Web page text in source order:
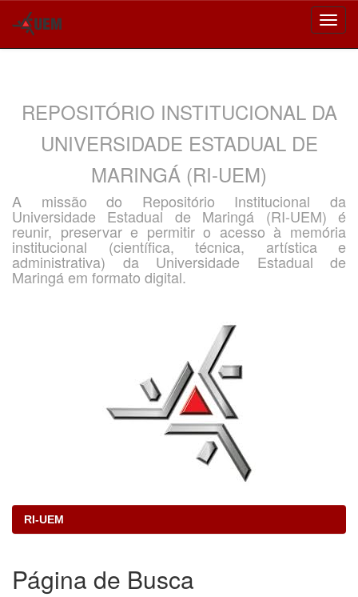
REPOSITÓRIO INSTITUCIONAL DA
UNIVERSIDADE ESTADUAL DE
MARINGÁ (RI-UEM)
A missão do Repositório Institucional da
Universidade Estadual de Maringá (RI-UEM) é
reunir, preservar e permitir o acesso à memória
institucional (científica, técnica, artística e
administrativa) da Universidade Estadual de
Maringá em formato digital.
RI-UEM
Página de Busca